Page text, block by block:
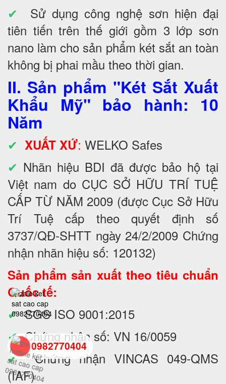
✔ Sử dụng công nghệ sơn hiện đại
tiên tiến trên thế giới gồm 3 lớp sơn
nano làm cho sản phẩm két sắt an toàn
không bị phai mầu theo thời gian.
II. Sản phẩm "Két Sắt Xuất
Khẩu Mỹ" bảo hành: 10
Năm
✔ XUẤT XỨ: WELKO Safes
✔ Nhãn hiệu BDI đã được bảo hộ tại
Việt nam do CỤC SỞ HỮU TRÍ TUỆ
CẤP TỪ NĂM 2009 (được Cục Sở Hữu
Trí Tuệ cấp theo quyết định số
3737/QĐ-SHTT ngày 24/2/2009 Chứng
nhận nhãn hiệu số: 120132)
Sản phẩm sản xuất theo tiêu chuẩn
Quốc tế:
✔SGS ISO 9001:2015
✔Chứng nhận số: VN 16/0059
✔Chứng nhận VINCAS 049-QMS
(IAF)
0982770404